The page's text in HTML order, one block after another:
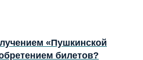
«Пушкинской
билетов?